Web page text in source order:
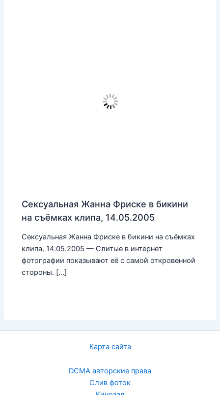
Сексуальная Жанна Фриске в бикини
на съёмках клипа, 14.05.2005
Сексуальная Жанна Фриске в бикини на съёмках
клипа, 14.05.2005 — Слитые в интернет
фотографии показывают её с самой откровенной
стороны. […]
Карта сайта
DCMA авторские права
Слив фоток